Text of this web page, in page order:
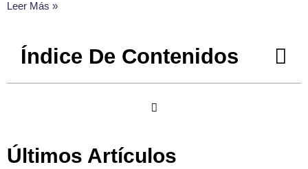
Leer Más »
Índice De Contenidos
Últimos Artículos